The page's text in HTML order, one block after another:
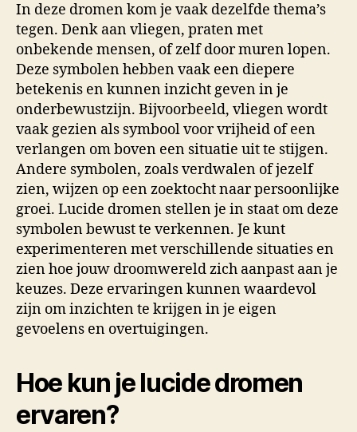
In deze dromen kom je vaak dezelfde thema’s
tegen. Denk aan vliegen, praten met
onbekende mensen, of zelf door muren lopen.
Deze symbolen hebben vaak een diepere
betekenis en kunnen inzicht geven in je
onderbewustzijn. Bijvoorbeeld, vliegen wordt
vaak gezien als symbool voor vrijheid of een
verlangen om boven een situatie uit te stijgen.
Andere symbolen, zoals verdwalen of jezelf
zien, wijzen op een zoektocht naar persoonlijke
groei. Lucide dromen stellen je in staat om deze
symbolen bewust te verkennen. Je kunt
experimenteren met verschillende situaties en
zien hoe jouw droomwereld zich aanpast aan je
keuzes. Deze ervaringen kunnen waardevol
zijn om inzichten te krijgen in je eigen
gevoelens en overtuigingen.
Hoe kun je lucide dromen
ervaren?